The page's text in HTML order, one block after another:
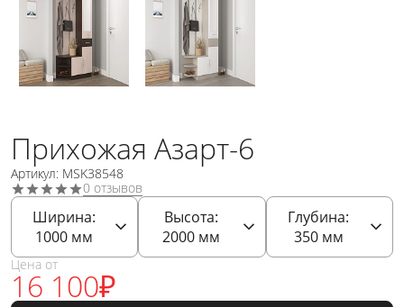
Прихожая Азарт-6
Артикул: MSK38548
0 отзывов
Ширина:
1000мм
Высота:
2000мм
Глубина:
350мм
Цена от
16 100₽